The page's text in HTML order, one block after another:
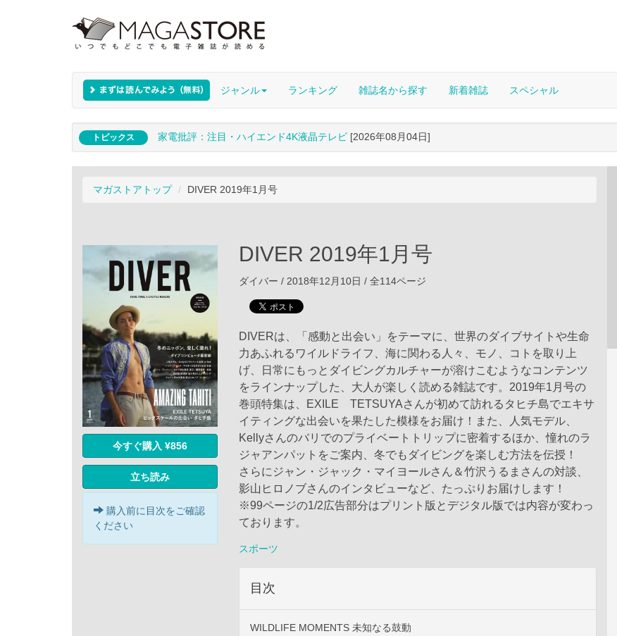
ジャンル ランキング 雑誌名から探す 新着雑誌 スペシャル
トピックス 家電批評：注目・ハイエンド4K液晶テレビ [2026年08月04日]
マガストアトップ DIVER 2019年1月号
今すぐ購入 ¥856
立ち読み
購入前に目次をご確認
ください
DIVER 2019年1月号
ダイバー / 2018年12月10日 / 全114ページ
DIVERは、「感動と出会い」をテーマに、世界のダイブサイトや生命
力あふれるワイルドライフ、海に関わる人々、モノ、コトを取り上
げ、日常にもっとダイビングカルチャーが溶けこむようなコンテンツ
をラインナップした、大人が楽しく読める雑誌です。2019年1月号の
巻頭特集は、EXILE TETSUYAさんが初めて訪れるタヒチ島でエキサ
イティングな出会いを果たした模様をお届け！また、人気モデル、
Kellyさんのバリでのプライベートトリップに密着するほか、憧れのラ
ジャアンパットをご案内、冬でもダイビングを楽しむ方法を伝授！
さらにジャン・ジャック・マイヨールさん＆竹沢うるまさんの対談、
影山ヒロノブさんのインタビューなど、たっぷりお届けします！
※99ページの1/2広告部分はプリント版とデジタル版では内容が変わっ
ております。
スポーツ
目次
WILDLIFE MOMENTS 未知なる鼓動